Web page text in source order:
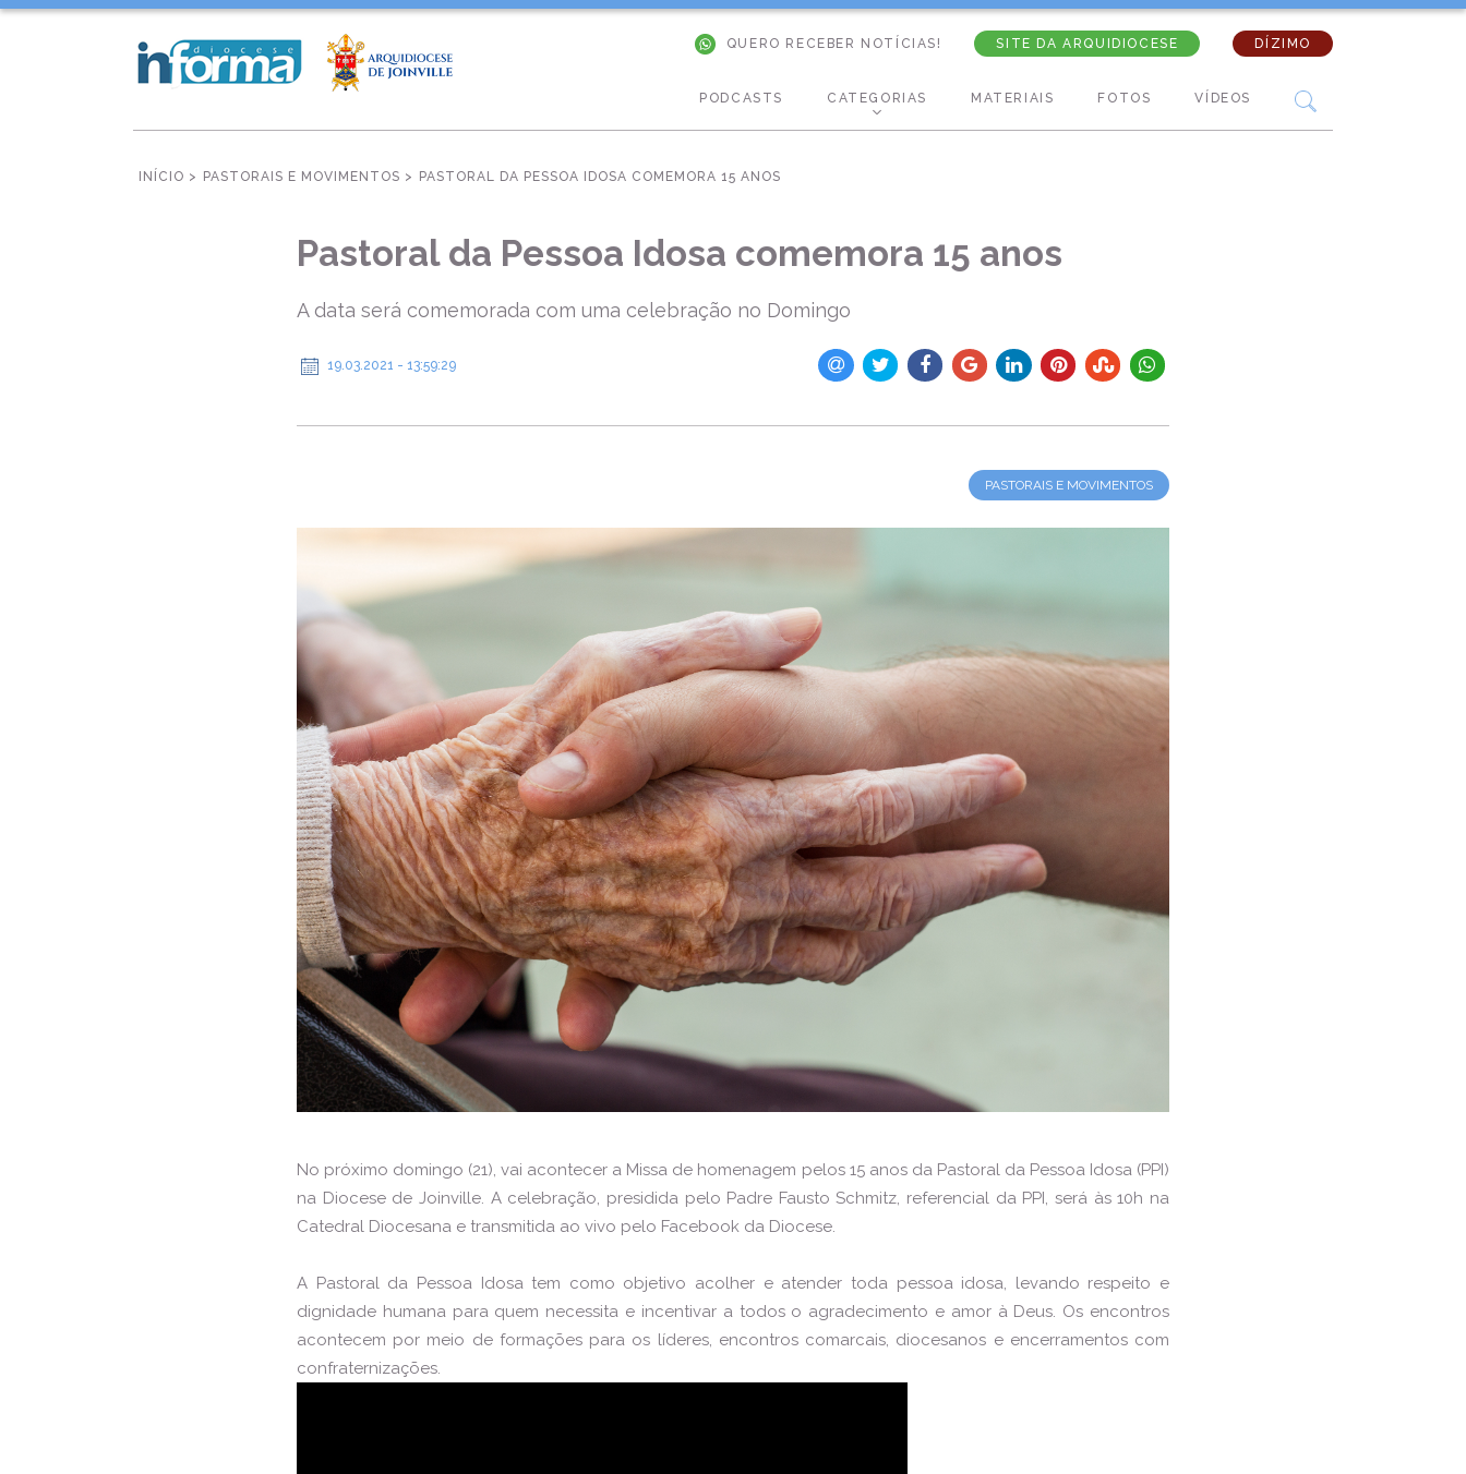
DÍZIMO
SITE DA ARQUIDIOCESE
QUERO RECEBER NOTÍCIAS!
VÍDEOS
FOTOS
MATERIAIS
CATEGORIAS
PODCASTS
INÍCIO > PASTORAIS E MOVIMENTOS > PASTORAL DA PESSOA IDOSA COMEMORA 15 ANOS
Pastoral da Pessoa Idosa comemora 15 anos
A data será comemorada com uma celebração no Domingo
19.03.2021 - 13:59:29
PASTORAIS E MOVIMENTOS
No próximo domingo (21), vai acontecer a Missa de homenagem pelos 15 anos da Pastoral da Pessoa Idosa (PPI)
na Diocese de Joinville. A celebração, presidida pelo Padre Fausto Schmitz, referencial da PPI, será às 10h na
Catedral Diocesana e transmitida ao vivo pelo Facebook da Diocese.
A Pastoral da Pessoa Idosa tem como objetivo acolher e atender toda pessoa idosa, levando respeito e
dignidade humana para quem necessita e incentivar a todos o agradecimento e amor à Deus. Os encontros
acontecem por meio de formações para os líderes, encontros comarcais, diocesanos e encerramentos com
confraternizações.